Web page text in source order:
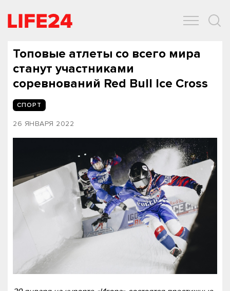
Топовые атлеты со всего мира
станут участниками
соревнований Red Bull Ice Cross
СПОРТ
26 ЯНВАРЯ 2022